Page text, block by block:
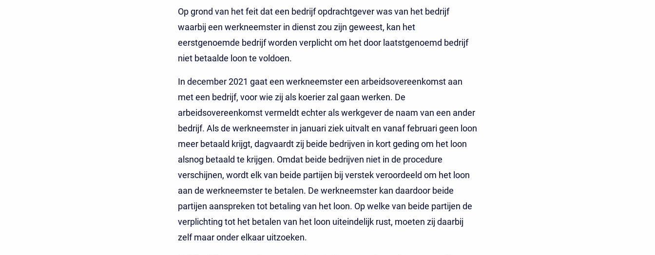
Op grond van het feit dat een bedrijf opdrachtgever was van het bedrijf
waarbij een werkneemster in dienst zou zijn geweest, kan het
eerstgenoemde bedrijf worden verplicht om het door laatstgenoemd bedrijf
niet betaalde loon te voldoen.
In december 2021 gaat een werkneemster een arbeidsovereenkomst aan
met een bedrijf, voor wie zij als koerier zal gaan werken. De
arbeidsovereenkomst vermeldt echter als werkgever de naam van een ander
bedrijf. Als de werkneemster in januari ziek uitvalt en vanaf februari geen loon
meer betaald krijgt, dagvaardt zij beide bedrijven in kort geding om het loon
alsnog betaald te krijgen. Omdat beide bedrijven niet in de procedure
verschijnen, wordt elk van beide partijen bij verstek veroordeeld om het loon
aan de werkneemster te betalen. De werkneemster kan daardoor beide
partijen aanspreken tot betaling van het loon. Op welke van beide partijen de
verplichting tot het betalen van het loon uiteindelijk rust, moeten zij daarbij
zelf maar onder elkaar uitzoeken.